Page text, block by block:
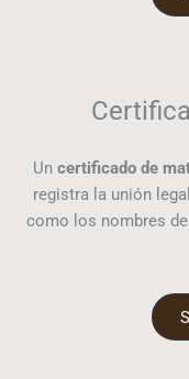
Un certificado de
registra la unión
como los nombres